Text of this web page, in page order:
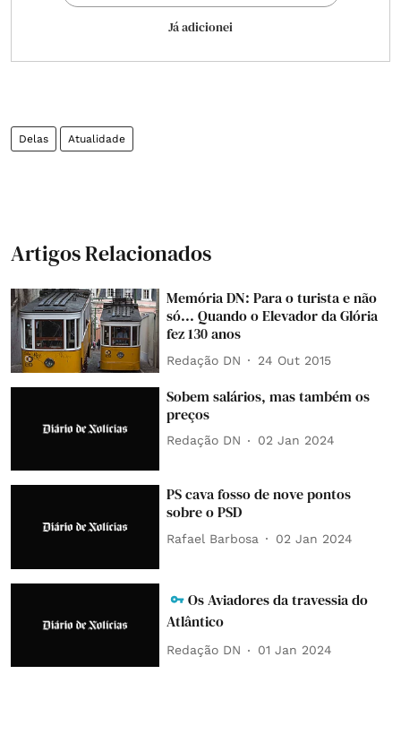
Já adicionei
Delas Atualidade
Artigos Relacionados
Memória DN: Para o turista e não
só... Quando o Elevador da Glória
fez 130 anos
Redação DN 24 Out 2015
Sobem salários, mas também os
preços
Redação DN 02 Jan 2024
PS cava fosso de nove pontos
sobre o PSD
Rafael Barbosa 02 Jan 2024
Os Aviadores da travessia do
Atlântico
Redação DN 01 Jan 2024